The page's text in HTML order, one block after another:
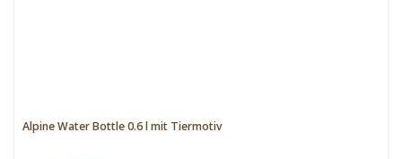
Alpine Water Bottle 0.6 l mit Tiermotiv